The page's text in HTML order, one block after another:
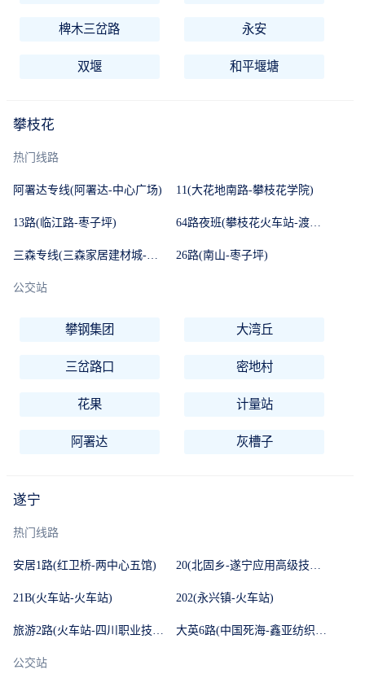
椑木三岔路 永安
双堰 和平堰塘
攀枝花
热门线路
阿署达专线(阿署达-中心广场) 11(大花地南路-攀枝花学院)
13路(临江路-枣子坪) 64路夜班(攀枝花火车站-渡口大桥南)
三森专线(三森家居建材城-炳草岗大街) 26路(南山-枣子坪)
公交站
攀钢集团 大湾丘
三岔路口 密地村
花果 计量站
阿署达 灰槽子
遂宁
热门线路
安居1路(红卫桥-两中心五馆) 20(北固乡-遂宁应用高级技工学校)
21B(火车站-火车站) 202(永兴镇-火车站)
旅游2路(火车站-四川职业技术学院) 大英6路(中国死海-鑫亚纺织厂食堂)
公交站